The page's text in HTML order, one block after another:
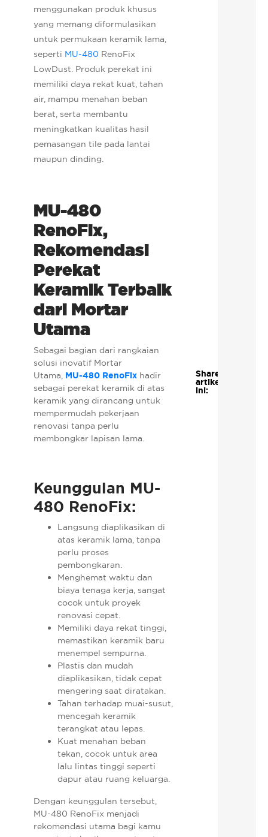
menggunakan produk khusus
yang memang diformulasikan
untuk permukaan keramik lama,
seperti MU-480 RenoFix
LowDust. Produk perekat ini
memiliki daya rekat kuat, tahan
air, mampu menahan beban
berat, serta membantu
meningkatkan kualitas hasil
pemasangan tile pada lantai
maupun dinding.
MU-480
RenoFix,
Rekomendasi
Perekat
Keramik Terbaik
dari Mortar
Utama
Sebagai bagian dari rangkaian
solusi inovatif Mortar
Utama, MU-480 RenoFix hadir
sebagai perekat keramik di atas
keramik yang dirancang untuk
mempermudah pekerjaan
renovasi tanpa perlu
membongkar lapisan lama.
Keunggulan MU-
480 RenoFix:
Langsung diaplikasikan di
atas keramik lama, tanpa
perlu proses
pembongkaran.
Menghemat waktu dan
biaya tenaga kerja, sangat
cocok untuk proyek
renovasi cepat.
Memiliki daya rekat tinggi,
memastikan keramik baru
menempel sempurna.
Plastis dan mudah
diaplikasikan, tidak cepat
mengering saat diratakan.
Tahan terhadap muai-susut,
mencegah keramik
terangkat atau lepas.
Kuat menahan beban
tekan, cocok untuk area
lalu lintas tinggi seperti
dapur atau ruang keluarga.
Dengan keunggulan tersebut,
MU-480 RenoFix menjadi
rekomendasi utama bagi kamu
Share
artikel
ini: